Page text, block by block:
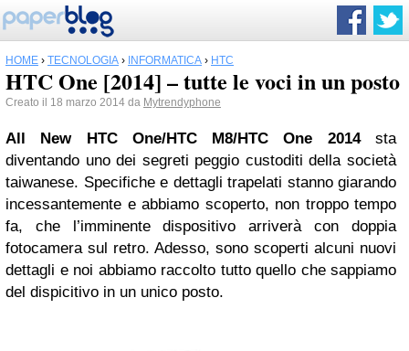
HOME › TECNOLOGIA › INFORMATICA › HTC
HTC One [2014] – tutte le voci in un posto
Creato il 18 marzo 2014 da Mytrendyphone
All New HTCOne/HTC M8/HTC One 2014sta
diventando uno dei segreti peggio custoditi della società
taiwanese. Specifiche e dettagli trapelati stanno giarando
incessantemente e abbiamo scoperto, non troppo tempo
fa, che l’imminente dispositivo arriverà con doppia
fotocamera sul retro. Adesso, sono scoperti alcuni nuovi
dettagli e noi abbiamo raccolto tutto quello che sappiamo
del dispicitivo in un unico posto.